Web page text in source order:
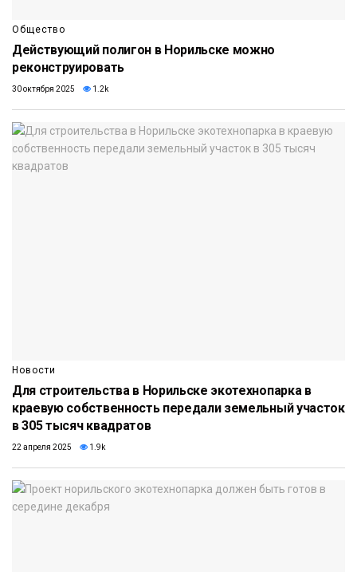
Общество
Действующий полигон в Норильске можно
реконструировать
30 октября 2025 1.2k
Новости
Для строительства в Норильске экотехнопарка в
краевую собственность передали земельный участок
в 305 тысяч квадратов
22 апреля 2025 1.9k